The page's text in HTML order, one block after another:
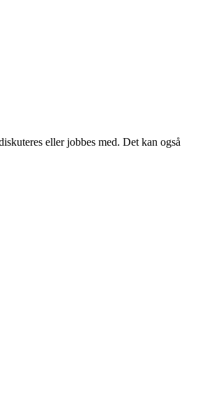
eller jobbes med. Det kan også